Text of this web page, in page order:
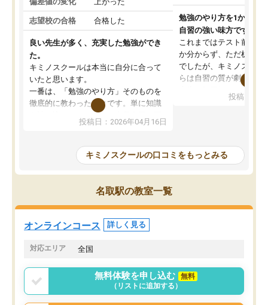
志望校の合格 合格した
良い先生が多く、充実した勉強ができ
た。
キミノスクールは本当に自分に合って
いたと思います。
一番は、「勉強のやり方」そのものを
徹底的に教わったことです。単に知識
を詰め込むのではなく、自学自習の習
慣が身につくよう並走してくれるの
はなくなりました。
講師の方との距離も近く、親身なコー
チングのおかげで、停滞期もモチベー
ションを維持できました。「やらされ
る勉強」から「目標のための勉強」へ
意識が変わったことが、目標校への合
投稿日：2026年04月16日
勉強のやり方を1から教
自習の強い味方です。
これまではテスト前に何
か分からず、ただ机に座
でしたが、キミノスクー
らは自習の質が劇的に変
を明確にしてくれるの
の仕方をコーチングして
ルなので、家での学習習
身につきました。結果と
た。自分から学ぶ姿勢を
投稿日：
キミノスクールの口コミをもっとみる
名取駅の教室一覧
オンラインコース 詳しく見る
対応エリア 全国
無料体験を申し込む
無料
（リストに追加する）